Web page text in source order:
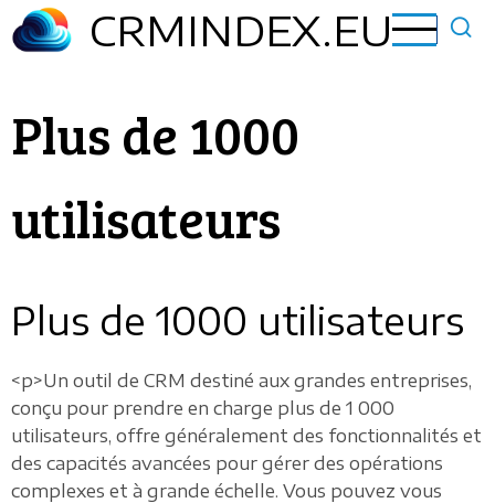
Aller
au
CRMINDEX.EU
Plus de 1000
utilisateurs
Plus de 1000 utilisateurs
<p>Un outil de CRM destiné aux grandes entreprises,
conçu pour prendre en charge plus de 1 000
utilisateurs, offre généralement des fonctionnalités et
des capacités avancées pour gérer des opérations
complexes et à grande échelle. Vous pouvez vous